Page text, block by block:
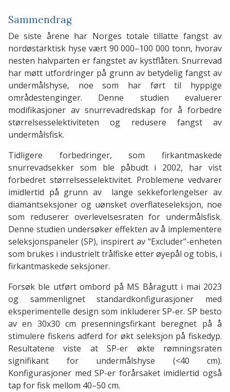
Sammendrag
De siste årene har Norges totale tillatte fangst av
nordøstarktisk hyse vært 90 000–100 000 tonn, hvorav
nesten halvparten er fangstet av kystflåten. Snurrevad
har møtt utfordringer på grunn av betydelig fangst av
undermålshyse, noe som har ført til hyppige
områdestenginger. Denne studien evaluerer
modifikasjoner av snurrevadredskap for å forbedre
størrelsesselektiviteten og redusere fangst av
undermålsfisk.
Tidligere forbedringer, som firkantmaskede
snurrevadsekker som ble påbudt i 2002, har vist
forbedret størrelsesselektivitet. Problemene vedvarer
imidlertid på grunn av lange sekkeforlengelser av
diamantseksjoner og uønsket overflateseleksjon, noe
som reduserer overlevelsesraten for undermålsfisk.
Denne studien undersøker effekten av å implementere
seleksjonspaneler (SP), inspirert av "Excluder"-enheten
som brukes i industrielt trålfiske etter øyepål og tobis, i
firkantmaskede seksjoner.
Forsøk ble utført ombord på MS Båragutt i mai 2023
og sammenlignet standardkonfigurasjoner med
eksperimentelle design som inkluderer SP-er. SP besto
av en 30x30 cm presenningsfirkant beregnet på å
stimulere fiskens adferd for økt seleksjon på fiskedyp.
Resultatene viste at SP-er økte rømningsraten
signifikant for undermålshyse (<40 cm).
Konfigurasjoner med SP-er forårsaket imidlertid også
tap for fisk mellom 40–50 cm.